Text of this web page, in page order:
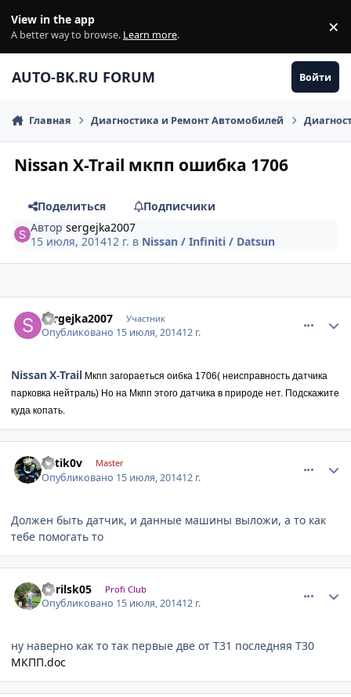
View in the app
A better way to browse. Learn more. ×
AUTO-BK.RU FORUM Войти
Главная Диагностика и Ремонт Автомобилей
Nissan X-Trail мкпп ошибка 1706
Поделиться
Подписчики
Авторsergejka2007
15 июля, 201412 г. в Nissan / Infiniti / Datsun
sergejka2007 Участник
Опубликовано 15 июля, 201412 г.
NissanX-Trail Мкпп загораеться оибка 1706( неисправность датчика
парковка нейтраль) Но на Мкпп этого датчика в природе нет. Подскажите
куда копать.
k0tik0v Master
Опубликовано 15 июля, 201412 г.
Должен быть датчик, и данные машины выложи, а то как
тебе помогать то
norilsk05 Profi Club
Опубликовано 15 июля, 201412 г.
ну наверно как то так первые две от Т31 последняя Т30
МКПП.doc